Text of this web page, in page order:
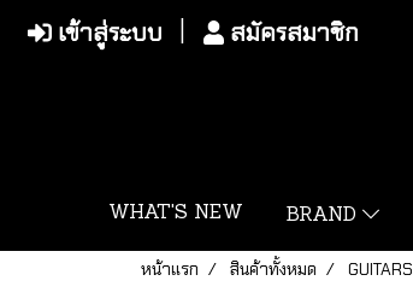
เข้าสู่ระบบ สมัครสมาชิก
WHAT'S NEW BRAND
หน้าแรก สินค้าทั้งหมด GUITARS